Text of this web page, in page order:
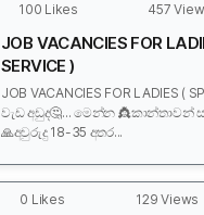
100 Likes 457
JOB VACANCIES FOR
SERVICE )
JOB VACANCIES FOR LADIES (
වැඩ අඩුද🤔... මෙන්න 👸කාන්තාවන්
🙏අවුරුදු 18-35 අතර...
0 Likes 129 Views